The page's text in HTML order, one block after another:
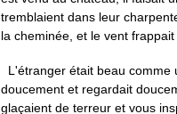
tremblaient dans leur
la cheminée, et le vent
L'étranger était beau comme
doucement et regardait
glaçaient de terreur et vous